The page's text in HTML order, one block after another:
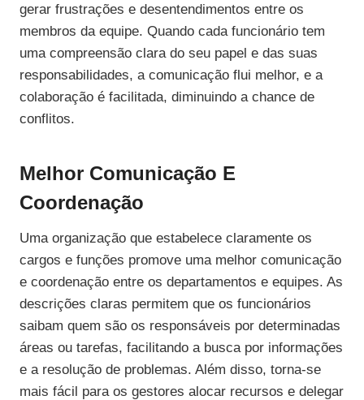
gerar frustrações e desentendimentos entre os
membros da equipe. Quando cada funcionário tem
uma compreensão clara do seu papel e das suas
responsabilidades, a comunicação flui melhor, e a
colaboração é facilitada, diminuindo a chance de
conflitos.
Melhor Comunicação E
Coordenação
Uma organização que estabelece claramente os
cargos e funções promove uma melhor comunicação
e coordenação entre os departamentos e equipes. As
descrições claras permitem que os funcionários
saibam quem são os responsáveis por determinadas
áreas ou tarefas, facilitando a busca por informações
e a resolução de problemas. Além disso, torna-se
mais fácil para os gestores alocar recursos e delegar